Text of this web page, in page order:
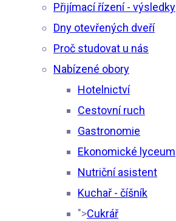
Přijímací řízení - výsledky
Dny otevřených dveří
Proč studovat u nás
Nabízené obory
Hotelnictví
Cestovní ruch
Gastronomie
Ekonomické lyceum
Nutriční asistent
Kuchař - číšník
">Cukrář